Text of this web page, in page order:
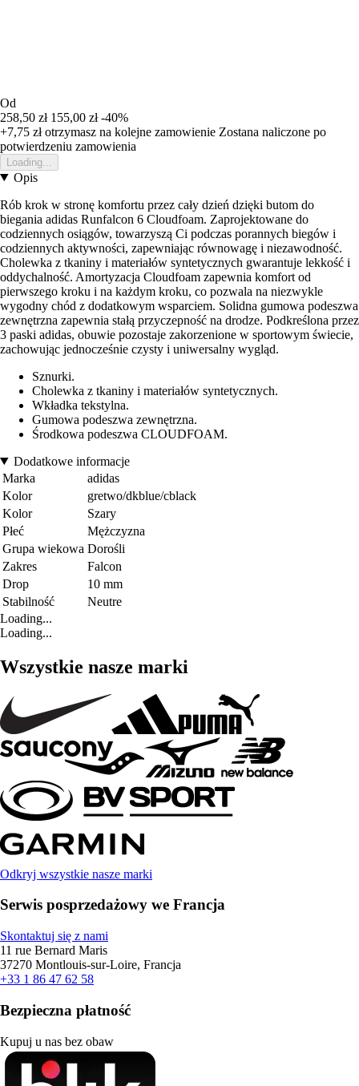
Od
258,50 zł 155,00 zł -40%
+7,75 złotrzymasz na kolejne zamowienie Zostana naliczone po
potwierdzeniu zamowienia
Loading...
Opis
Rób krok w stronę komfortu przez cały dzień dzięki butom do
biegania adidas Runfalcon 6 Cloudfoam. Zaprojektowane do
codziennych osiągów, towarzyszą Ci podczas porannych biegów i
codziennych aktywności, zapewniając równowagę i niezawodność.
Cholewka z tkaniny i materiałów syntetycznych gwarantuje lekkość i
oddychalność. Amortyzacja Cloudfoam zapewnia komfort od
pierwszego kroku i na każdym kroku, co pozwala na niezwykle
wygodny chód z dodatkowym wsparciem. Solidna gumowa podeszwa
zewnętrzna zapewnia stałą przyczepność na drodze. Podkreślona przez
3 paski adidas, obuwie pozostaje zakorzenione w sportowym świecie,
zachowując jednocześnie czysty i uniwersalny wygląd.
Sznurki.
Cholewka z tkaniny i materiałów syntetycznych.
Wkładka tekstylna.
Gumowa podeszwa zewnętrzna.
Środkowa podeszwa CLOUDFOAM.
Dodatkowe informacje
Marka
adidas
Kolor
gretwo/dkblue/cblack
Kolor
Szary
Płeć
Mężczyzna
Grupa wiekowa Dorośli
Zakres
Falcon
Drop
10 mm
Stabilność
Neutre
Loading...
Loading...
Wszystkie nasze marki
Odkryj wszystkie nasze marki
Serwis posprzedażowy we Francja
Skontaktuj się z nami
11 rue Bernard Maris
37270 Montlouis-sur-Loire, Francja
+33 1 86 47 62 58
Bezpieczna płatność
Kupuj u nas bez obaw